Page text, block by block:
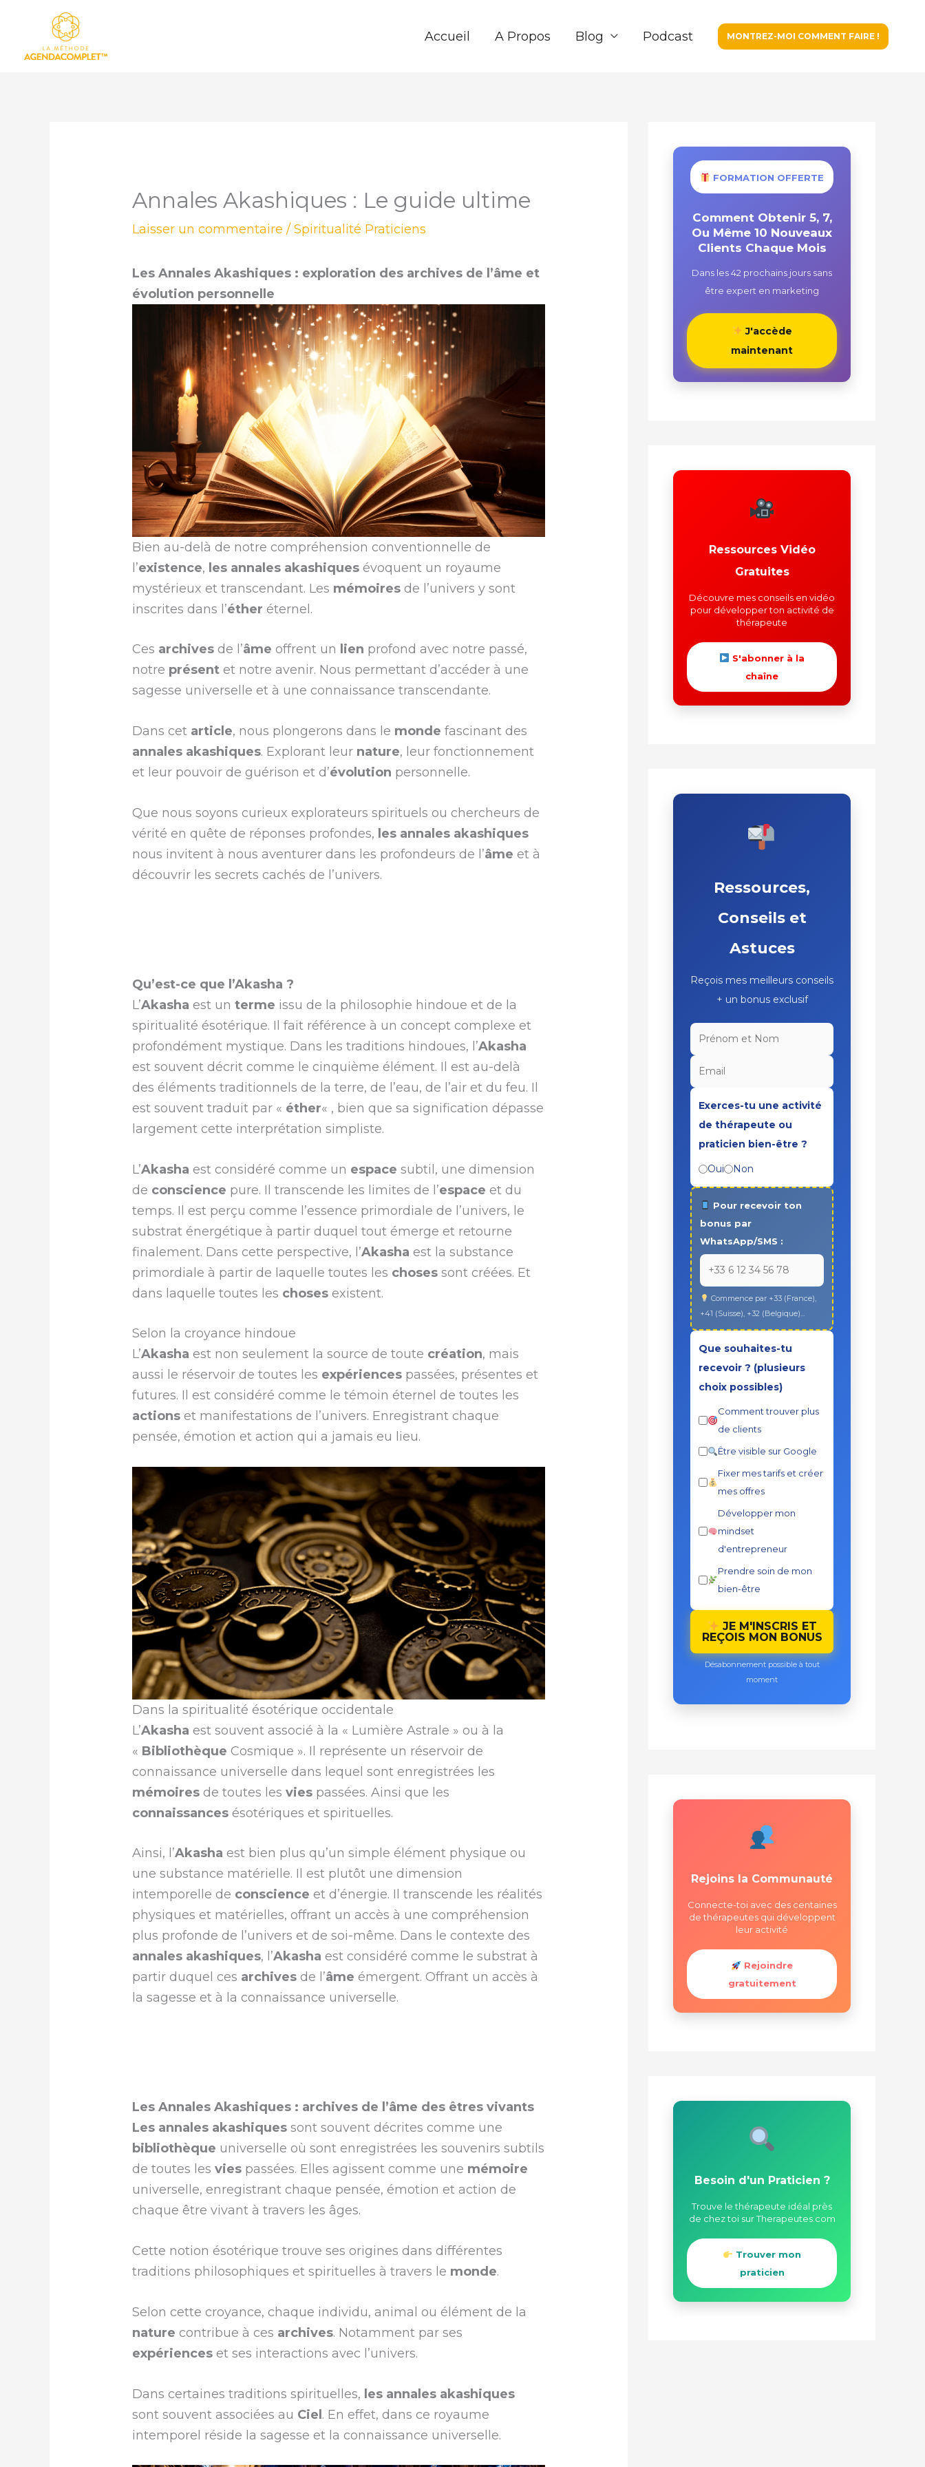
contenu
Accueil A Propos Blog Podcast MONTREZ-MOI COMMENT FAIRE !
Annales Akashiques : Le guide ultime
Laisser un commentaire /Spiritualité Praticiens
Les Annales Akashiques : exploration des archives de l’âme et
évolution personnelle
Bien au-delà de notre compréhension conventionnelle de
l’existence, les annales akashiques évoquent un royaume
mystérieux et transcendant. Les mémoires de l’univers y sont
inscrites dans l’éther éternel.
Ces archives de l’âme offrent un lien profond avec notre passé,
notre présent et notre avenir. Nous permettant d’accéder à une
sagesse universelle et à une connaissance transcendante.
Dans cet article, nous plongerons dans le monde fascinant des
annales akashiques. Explorant leur nature, leur fonctionnement
et leur pouvoir de guérison et d’évolution personnelle.
Que nous soyons curieux explorateurs spirituels ou chercheurs de
vérité en quête de réponses profondes, les annales akashiques
nous invitent à nous aventurer dans les profondeurs de l’âme et à
découvrir les secrets cachés de l’univers.
Qu’est-ce que l’Akasha ?
L’Akasha est unterme issu de la philosophie hindoue et de la
spiritualité ésotérique. Il fait référence à un concept complexe et
profondément mystique. Dans les traditions hindoues, l’Akasha
est souvent décrit comme le cinquième élément. Il est au-delà
des éléments traditionnels de la terre, de l’eau, de l’air et du feu. Il
est souvent traduit par « éther« , bien que sa signification dépasse
largement cette interprétation simpliste.
L’Akasha est considéré comme un espace subtil, une dimension
de conscience pure. Il transcende les limites de l’espace et du
temps. Il est perçu comme l’essence primordiale de l’univers, le
substrat énergétique à partir duquel tout émerge et retourne
finalement. Dans cette perspective, l’Akasha est la substance
primordiale à partir de laquelle toutes les choses sont créées. Et
dans laquelle toutes les choses existent.
Selon la croyance hindoue
L’Akasha est non seulement la source de toute création, mais
aussi le réservoir de toutes les expériences passées, présentes et
futures. Il est considéré comme le témoin éternel de toutes les
actions et manifestations de l’univers. Enregistrant chaque
pensée, émotion et action qui a jamais eu lieu.
Dans la spiritualité ésotérique occidentale
L’Akasha est souvent associé à la « Lumière Astrale » ou à la
« Bibliothèque Cosmique ». Il représente un réservoir de
connaissance universelle dans lequel sont enregistrées les
mémoires de toutes lesvies passées. Ainsi que les
connaissances ésotériques et spirituelles.
Ainsi, l’Akasha est bien plus qu’un simple élément physique ou
une substance matérielle. Il est plutôt une dimension
intemporelle de conscience et d’énergie. Il transcende les réalités
physiques et matérielles, offrant un accès à une compréhension
plus profonde de l’univers et de soi-même. Dans le contexte des
annales akashiques, l’Akasha est considéré comme le substrat à
partir duquel ces archives de l’âme émergent. Offrant un accès à
la sagesse et à la connaissance universelle.
Les Annales Akashiques : archives de l’âme des êtres vivants
Les annales akashiques sont souvent décrites comme une
bibliothèque universelle où sont enregistrées les souvenirs subtils
de toutes lesvies passées. Elles agissent comme une mémoire
universelle, enregistrant chaque pensée, émotion et action de
chaque être vivant à travers les âges.
Cette notion ésotérique trouve ses origines dans différentes
traditions philosophiques et spirituelles à travers le monde.
Selon cette croyance, chaque individu, animal ou élément de la
nature contribue à ces archives. Notamment par ses
expériences et ses interactions avec l’univers.
Dans certaines traditions spirituelles, les annales akashiques
sont souvent associées au Ciel. En effet, dans ce royaume
intemporel réside la sagesse et la connaissance universelle.
FORMATION OFFERTE
Comment Obtenir 5, 7,
Ou Même 10 Nouveaux
Clients Chaque Mois
Dans les 42 prochains jours sans
être expert en marketing
J'accède
maintenant
Ressources Vidéo
Gratuites
Découvre mes conseils en vidéo
pour développer ton activité de
thérapeute
S'abonner à la
chaîne
Ressources,
Conseils et
Astuces
Reçois mes meilleurs conseils
+ un bonus exclusif
Exerces-tu une activité
de thérapeute ou
praticien bien-être ?
Oui
Non
Pour recevoir ton
bonus par
WhatsApp/SMS :
Commence par +33 (France),
+41 (Suisse), +32 (Belgique)...
Que souhaites-tu
recevoir ? (plusieurs
choix possibles)
Comment trouver plus
de clients
Être visible sur Google
Fixer mes tarifs et créer
mes offres
Développer mon
mindset
d'entrepreneur
Prendre soin de mon
bien-être
JE M'INSCRIS ET
REÇOIS MON BONUS
Désabonnement possible à tout
moment
Rejoins la Communauté
Connecte-toi avec des centaines
de thérapeutes qui développent
leur activité
Rejoindre
gratuitement
Besoin d'un Praticien ?
Trouve le thérapeute idéal près
de chez toi sur Therapeutes.com
Trouver mon
praticien